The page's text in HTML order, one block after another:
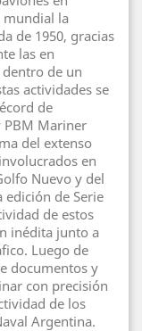
mundial la
de 1950, gracias
las en
de un
actividades se
de
PBM Mariner
del extenso
en
Nuevo y del
edición de Serie
de estos
inédita junto a
Luego de
documentos y
con precisión
de los
Argentina.